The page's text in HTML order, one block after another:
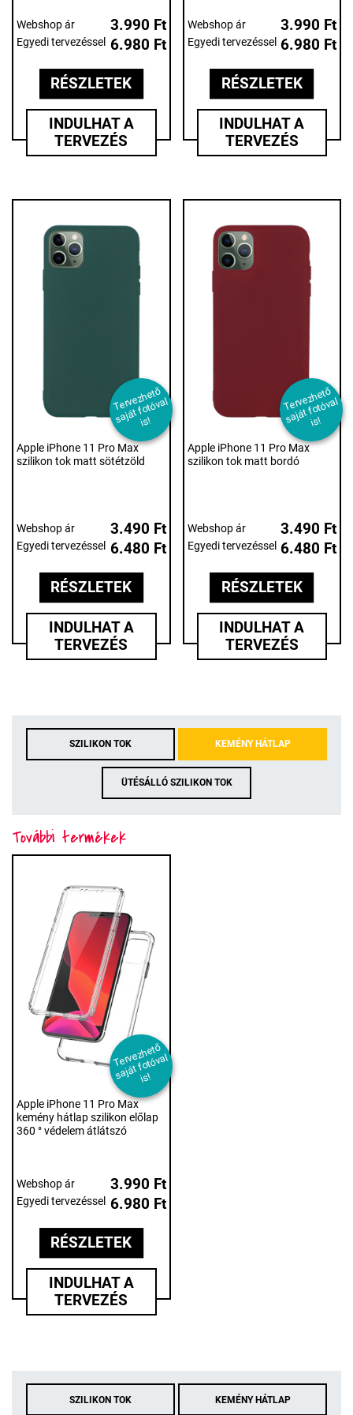
Webshop ár 3.990 Ft
Egyedi tervezéssel 6.980 Ft
RÉSZLETEK
INDULHAT A
TERVEZÉS
Webshop ár 3.990 Ft
Egyedi tervezéssel 6.980 Ft
RÉSZLETEK
INDULHAT A
TERVEZÉS
T
er
v
e
z
h
et
ő
s
aj
át f
ot
ó
v
al
i
s!
Apple iPhone 11 Pro Max
szilikon tok matt sötétzöld
Webshop ár 3.490 Ft
Egyedi tervezéssel 6.480 Ft
RÉSZLETEK
INDULHAT A
TERVEZÉS
T
er
v
e
z
h
et
ő
s
aj
át f
ot
ó
v
al
i
s!
Apple iPhone 11 Pro Max
szilikon tok matt bordó
Webshop ár 3.490 Ft
Egyedi tervezéssel 6.480 Ft
RÉSZLETEK
INDULHAT A
TERVEZÉS
SZILIKON TOK KEMÉNY HÁTLAP
ÜTÉSÁLLÓ SZILIKON TOK
További termékek
T
er
v
e
z
h
et
ő
s
aj
át f
ot
ó
v
al
i
s!
Apple iPhone 11 Pro Max
kemény hátlap szilikon előlap
360 ° védelem átlátszó
Webshop ár 3.990 Ft
Egyedi tervezéssel 6.980 Ft
RÉSZLETEK
INDULHAT A
TERVEZÉS
SZILIKON TOK KEMÉNY HÁTLAP